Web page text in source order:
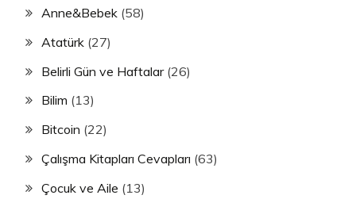
Anne&Bebek (58)
Atatürk (27)
Belirli Gün ve Haftalar(26)
Bilim (13)
Bitcoin (22)
Çalışma Kitapları Cevapları (63)
Çocuk ve Aile (13)